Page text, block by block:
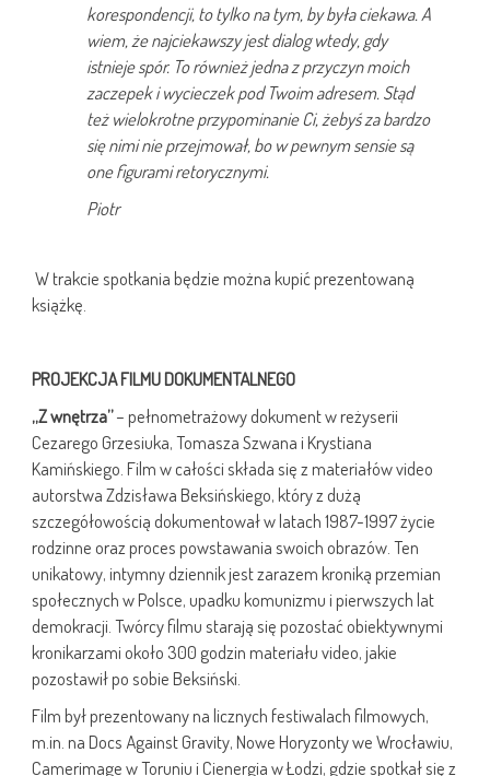
korespondencji, to tylko na tym, by była ciekawa. A
wiem, że najciekawszy jest dialog wtedy, gdy
istnieje spór. To również jedna z przyczyn moich
zaczepek i wycieczek pod Twoim adresem. Stąd
też wielokrotne przypominanie Ci, żebyś za bardzo
się nimi nie przejmował, bo w pewnym sensie są
one figurami retorycznymi.
Piotr
W trakcie spotkania będzie można kupić prezentowaną
książkę.
PROJEKCJA FILMU DOKUMENTALNEGO
„Z wnętrza”– pełnometrażowy dokument w reżyserii
Cezarego Grzesiuka, Tomasza Szwana i Krystiana
Kamińskiego. Film w całości składa się z materiałów video
autorstwa Zdzisława Beksińskiego, który z dużą
szczegółowością dokumentował w latach 1987-1997 życie
rodzinne oraz proces powstawania swoich obrazów. Ten
unikatowy, intymny dziennik jest zarazem kroniką przemian
społecznych w Polsce, upadku komunizmu i pierwszych lat
demokracji. Twórcy filmu starają się pozostać obiektywnymi
kronikarzami około 300 godzin materiału video, jakie
pozostawił po sobie Beksiński.
Film był prezentowany na licznych festiwalach filmowych,
m.in. na Docs Against Gravity, Nowe Horyzonty we Wrocławiu,
Camerimage w Toruniu i Cienergia w Łodzi, gdzie spotkał się z